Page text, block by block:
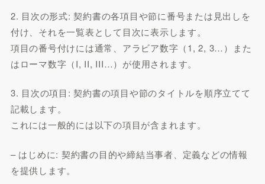
2. 目次の形式: 契約書の各項目や節に番号または見出しを
付け、それを一覧表として目次に表示します。
項目の番号付けには通常、アラビア数字（1, 2, 3…）また
はローマ数字（I, II, III…）が使用されます。
3. 目次の項目: 契約書の項目や節のタイトルを順序立てて
記載します。
これには一般的には以下の項目が含まれます。
– はじめに: 契約書の目的や締結当事者、定義などの情報
を提供します。